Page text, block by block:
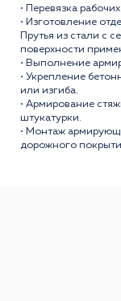
• Перевязка
• Изготовление
Прутья из стали с
поверхности
• Выполнение
• Укрепление
или изгиба.
• Армирование
штукатурки.
• Монтаж
дорожного